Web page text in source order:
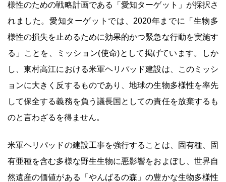
様性のための戦略計画である「愛知ターゲット」が採択さ
れました。愛知ターゲットでは、2020年までに「生物多
様性の損失を止めるために効果的かつ緊急な行動を実施す
る」ことを、ミッション(使命)として掲げています。しか
し、東村高江における米軍ヘリパッド建設は、このミッシ
ョンに大きく反するものであり、地球の生物多様性を率先
して保全する義務を負う議長国としての責任を放棄するも
のと言わざるを得ません。
米軍ヘリパッドの建設工事を強行することは、固有種、固
有亜種を含む多様な野生生物に悪影響をおよぼし、世界自
然遺産の価値がある「やんばるの森」の豊かな生物多様性